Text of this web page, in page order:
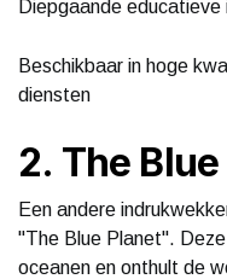
Diepgaande educatieve
Beschikbaar in hoge
diensten
2. The
Een andere
"The Blue Planet".
oceanen en onthult de